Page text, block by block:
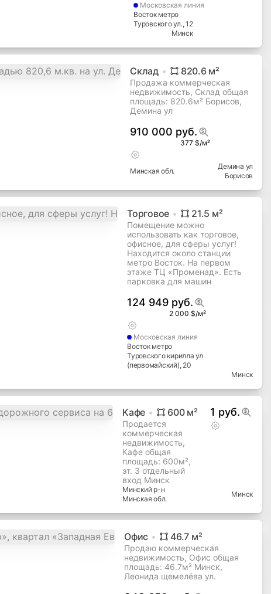
Московская линия
Восток метро
Туровского ул., 12
Минск
Склад 820.6м²
Продажа коммерческая
недвижимость, Склад общая
площадь: 820.6м² Борисов,
Демина ул
910 000 руб.
377 $/м²
Минская обл.
Демина ул
Борисов
Торговое 21.5 м²
Помещение можно
использовать как торговое,
офисное, для сферы услуг!
Находится около станции
метро Восток. На первом
этаже ТЦ «Променад». Есть
парковка для машин
124 949 руб.
2 000 $/м²
Московская линия
Восток метро
Туровского кирилла ул
(первомайский), 20
Минск
Кафе 600м²
Продается
коммерческая
недвижимость,
Кафе общая
площадь: 600м²,
эт. 3 отдельный
вход Минск
1 руб.
Минскийр-н
Минская обл.
Минск
Офис 46.7 м²
Продаю коммерческая
недвижимость, Офис общая
площадь: 46.7м² Минск,
Леонида щемелёва ул.